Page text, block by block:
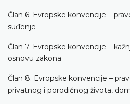
Član 6. Evropske konvencije –
suđenje
Član 7. Evropske konvencije –
osnovu zakona
Član 8. Evropske konvencije –
privatnog i porodičnog života,